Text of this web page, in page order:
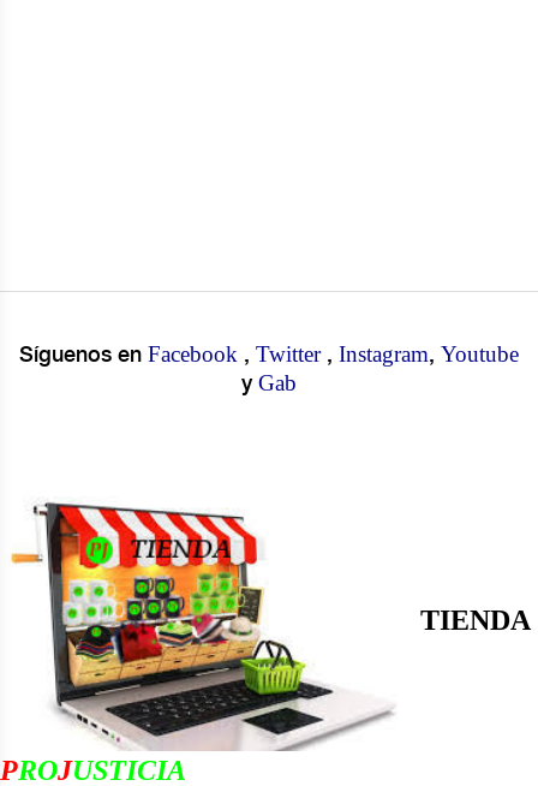
Síguenos en Facebook , Twitter, Instagram, Youtube
y Gab
TIENDA
PROJUSTICIA